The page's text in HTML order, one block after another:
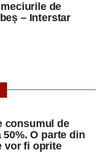
de
– Interstar
consumul de
O parte din
vor fi oprite